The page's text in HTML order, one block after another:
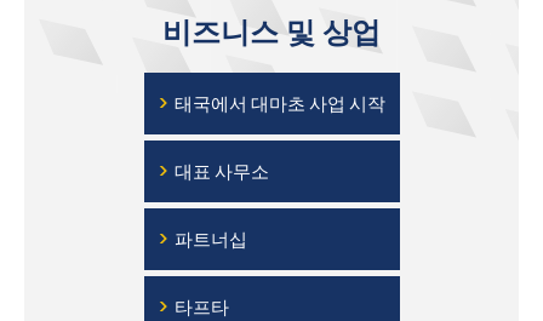
비즈니스 및 상업
› 태국에서 대마초 사업 시작
› 대표 사무소
› 파트너십
› 타프타